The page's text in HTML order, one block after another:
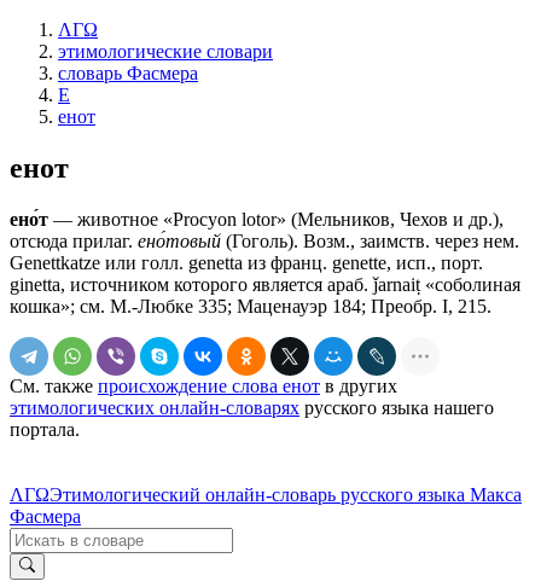
ΛΓΩ
этимологические словари
словарь Фасмера
Е
енот
енот
ено́т — животное «Procyon lotor» (Мельников, Чехов и др.),
отсюда прилаг. ено́товый (Гоголь). Возм., заимств. через нем.
Genettkatze или голл. genetta из франц. genette, исп., порт.
ginetta, источником которого является араб. ǰarnaiṭ «соболиная
кошка»; см. М.-Любке 335; Маценауэр 184; Преобр. I, 215.
См. также происхождение слова енот в других
этимологических онлайн-словарях русского языка нашего
портала.
ΛΓΩЭтимологический онлайн-словарь русского языка Макса
Фасмера